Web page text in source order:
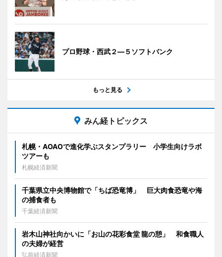
プロ野球・西武２―５ソフトバンク
もっと見る
みん経トピックス
札幌・AOAOで進化学ぶスタンプラリー 小学生向けラボ
ツアーも
札幌経済新聞
千葉県立中央博物館で「ちば恐竜博」 巨大肉食恐竜や海
の捕食者も
千葉経済新聞
岩木山神社向かいに「お山の花彩食堂 龍の憩」 和食職人
の夫婦が経営
弘前経済新聞